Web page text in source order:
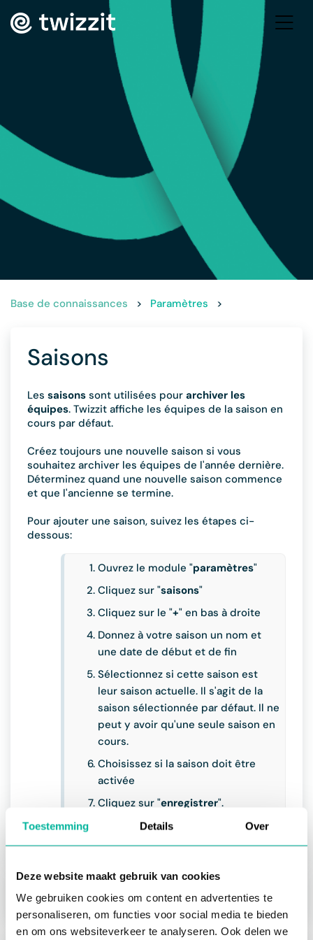
Toestemming Details Over
Deze website maakt gebruik van cookies
We gebruiken cookies om content en advertenties te
personaliseren, om functies voor social media te bieden
en om ons websiteverkeer te analyseren. Ook delen we
Base de connaissances > Paramètres >
Saisons
Les saisons sont utilisées pour archiver les
équipes. Twizzit affiche les équipes de la saison en
cours par défaut.
Créez toujours une nouvelle saison si vous
souhaitez archiver les équipes de l'année dernière.
Déterminez quand une nouvelle saison commence
et que l'ancienne se termine.
Pour ajouter une saison, suivez les étapes ci-
dessous:
Ouvrez le module "paramètres"
Cliquez sur "saisons"
Cliquez sur le "+" en bas à droite
Donnez à votre saison un nom et
une date de début et de fin
Sélectionnez si cette saison est
leur saison actuelle. Il s'agit de la
saison sélectionnée par défaut. Il ne
peut y avoir qu'une seule saison en
cours.
Choisissez si la saison doit être
activée
Cliquez sur "enregistrer".
Suivant: Types d'adhésion